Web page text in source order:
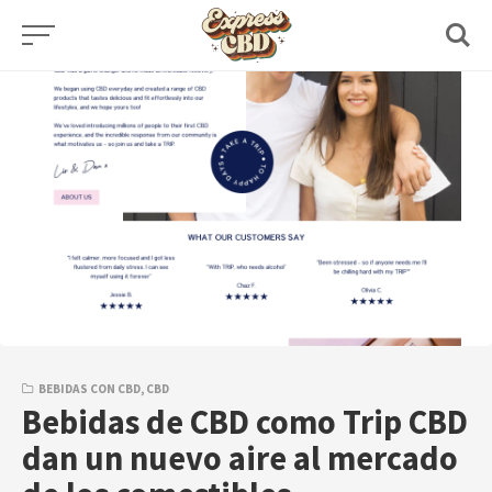
Skip
content
BEBIDAS CON CBD, CBD
Bebidas de CBD como Trip CBD
dan un nuevo aire al mercado